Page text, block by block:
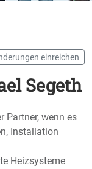
einreichen
Segeth
Partner, wenn es
Installation
Heizsysteme